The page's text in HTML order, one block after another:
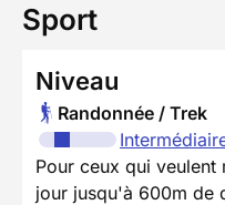
Sport
Niveau
Randonnée / Trek
Pour ceux qui
jour jusqu'à 600m de